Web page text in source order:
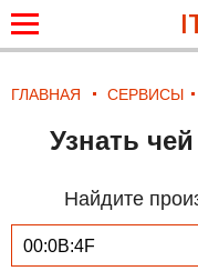
ГЛАВНАЯ СЕРВИСЫ
Узнать
Найдите